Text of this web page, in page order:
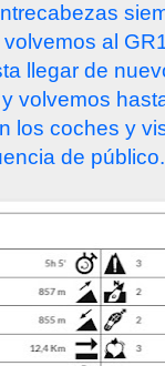
al
llegar de
volvemos
los coches y
de público.